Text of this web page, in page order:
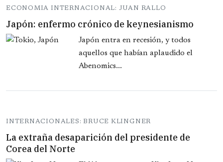
ECONOMIA INTERNACIONAL: JUAN RALLO
Japón: enfermo crónico de keynesianismo
Japón entra en recesión, y todos
aquellos que habían aplaudido el
Abenomics...
INTERNACIONALES: BRUCE KLINGNER
La extraña desaparición del presidente de
Corea del Norte